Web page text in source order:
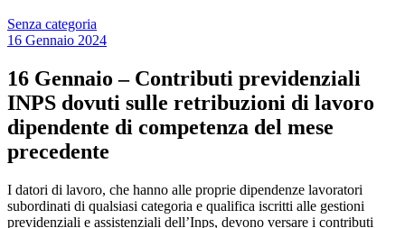
Senza categoria
16 Gennaio 2024
16 Gennaio – Contributi previdenziali
INPS dovuti sulle retribuzioni di lavoro
dipendente di competenza del mese
precedente
I datori di lavoro, che hanno alle proprie dipendenze lavoratori
subordinati di qualsiasi categoria e qualifica iscritti alle gestioni
previdenziali e assistenziali dell’Inps, devono versare i contributi